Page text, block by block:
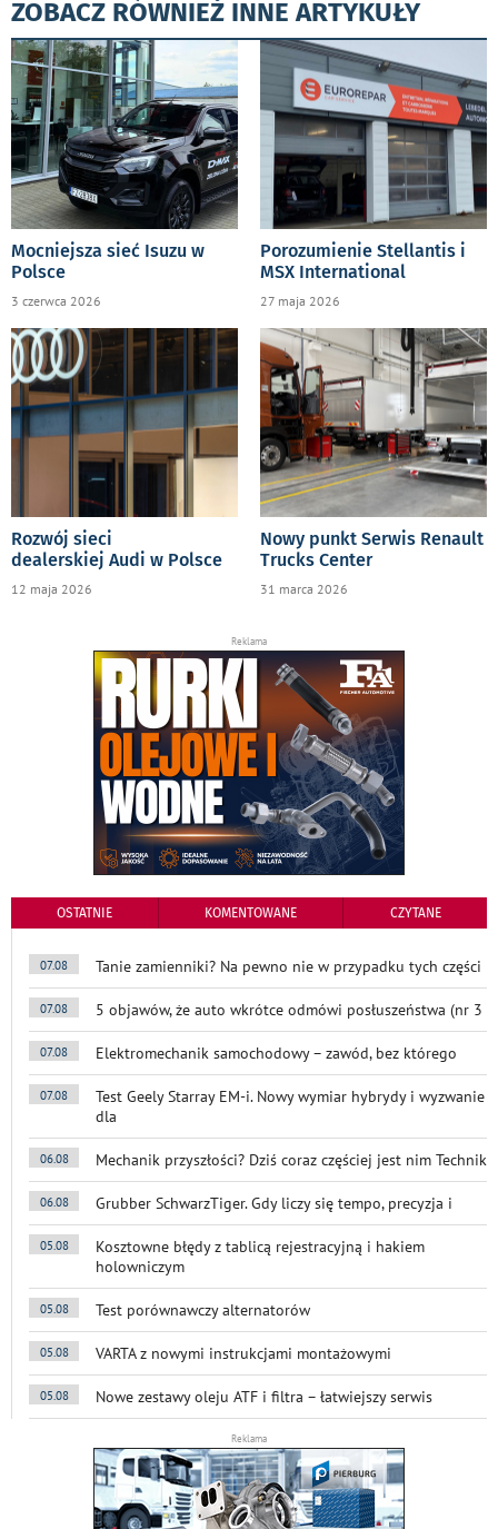
ZOBACZ RÓWNIEŻ INNE ARTYKUŁY
Mocniejsza sieć Isuzu w
Polsce
3 czerwca 2026
Porozumienie Stellantis i
MSX International
27 maja 2026
Rozwój sieci
dealerskiej Audi w Polsce
12 maja 2026
Nowy punkt Serwis Renault
Trucks Center
31 marca 2026
Reklama
OSTATNIE KOMENTOWANE CZYTANE
07.08 Tanie zamienniki? Na pewno nie w przypadku tych części
07.08 5 objawów, że auto wkrótce odmówi posłuszeństwa (nr 3
07.08 Elektromechanik samochodowy – zawód, bez którego
07.08
Test Geely Starray EM-i. Nowy wymiar hybrydy i wyzwanie
dla
06.08 Mechanik przyszłości? Dziś coraz częściej jest nim Technik
06.08 Grubber SchwarzTiger. Gdy liczy się tempo, precyzja i
05.08
Kosztowne błędy z tablicą rejestracyjną i hakiem
holowniczym
05.08 Test porównawczy alternatorów
05.08 VARTA z nowymi instrukcjami montażowymi
05.08 Nowe zestawy oleju ATF i filtra – łatwiejszy serwis
Reklama